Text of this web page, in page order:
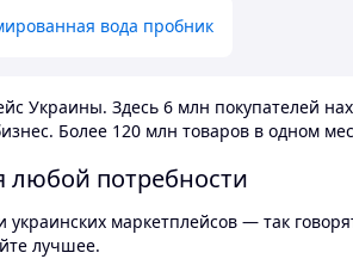
вода пробник
Украины. Здесь 6 млн покупателей
Более 120 млн товаров в одном
потребности
маркетплейсов — так
лучшее.